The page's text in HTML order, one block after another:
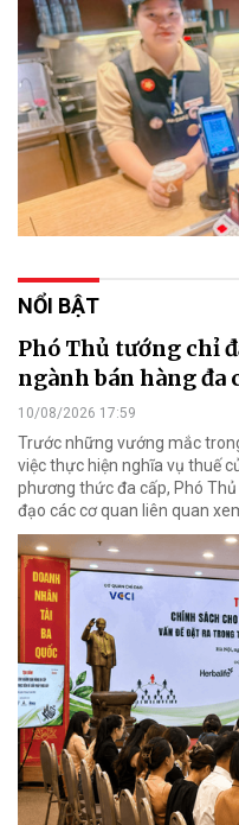
NỔI BẬT
Phó Thủ tướng chỉ
ngành bán hàng đa
10/08/2026 17:59
Trước những vướng mắc
việc thực hiện nghĩa vụ thuế
phương thức đa cấp, Phó
đạo các cơ quan liên quan